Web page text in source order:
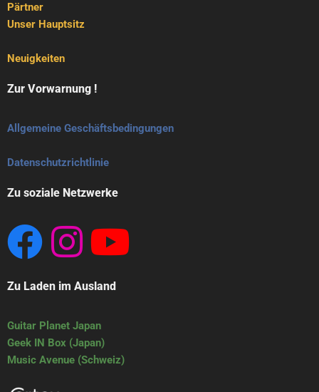
Pärtner
Unser Hauptsitz
Neuigkeiten
Zur Vorwarnung !
Allgemeine Geschäftsbedingungen
Datenschutzrichtlinie
Zu soziale Netzwerke
Zu Laden im Ausland
Guitar Planet Japan
Geek IN Box (Japan)
Music Avenue (Schweiz)